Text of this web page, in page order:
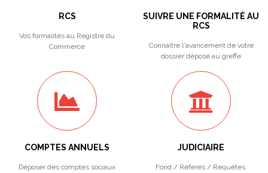
RCS
Vos formalités au Registre du
Commerce
SUIVRE UNE FORMALITÉ AU
RCS
Connaître l'avancement de votre
dossier déposé au greffe
COMPTES ANNUELS
Déposer des comptes sociaux
JUDICIAIRE
Fond / Référés / Requêtes.